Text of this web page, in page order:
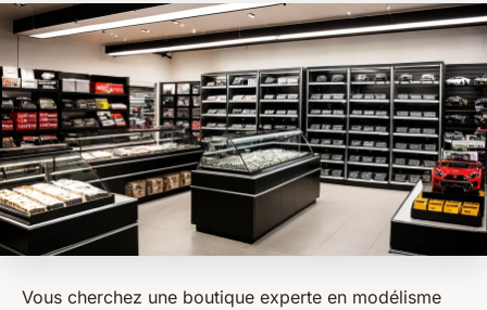
Vous cherchez une boutique experte en modélisme